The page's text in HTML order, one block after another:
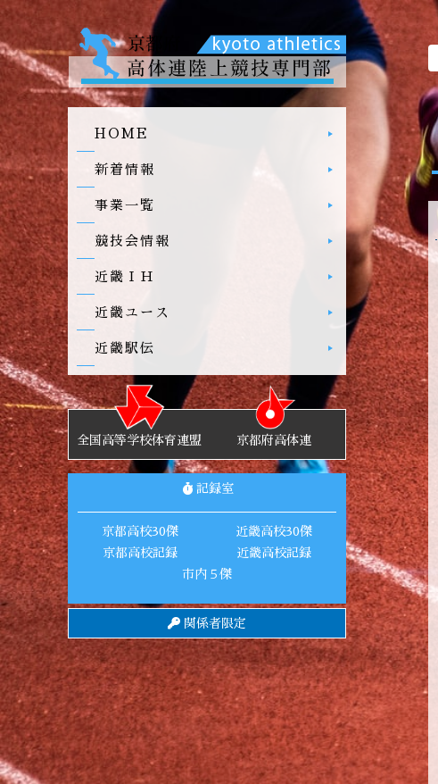
HOME
新着情報
事業一覧
競技会情報
近畿ＩＨ
近畿ユース
近畿駅伝
全国高等学校体育連盟 京都府高体連
記録室
京都高校30傑
近畿高校30傑
京都高校記録
近畿高校記録
市内５傑
関係者限定